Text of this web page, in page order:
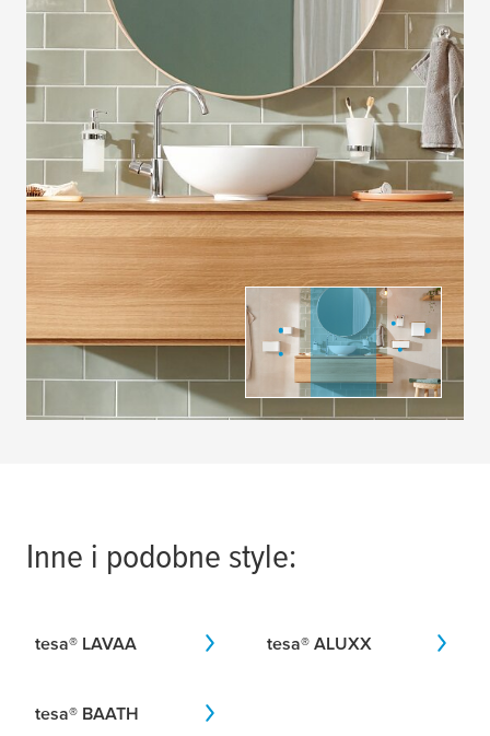
Inne i podobne style:
tesa® LAVAA tesa® ALUXX
tesa® BAATH